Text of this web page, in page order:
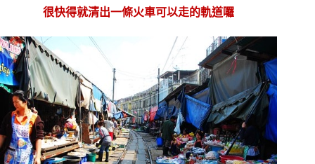
很快得就清出一條火車可以走的軌道囉